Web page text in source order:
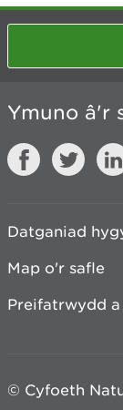
Ymuno â'r
Datganiad
Map o'r safle
Preifatrwydd
© Cyfoeth